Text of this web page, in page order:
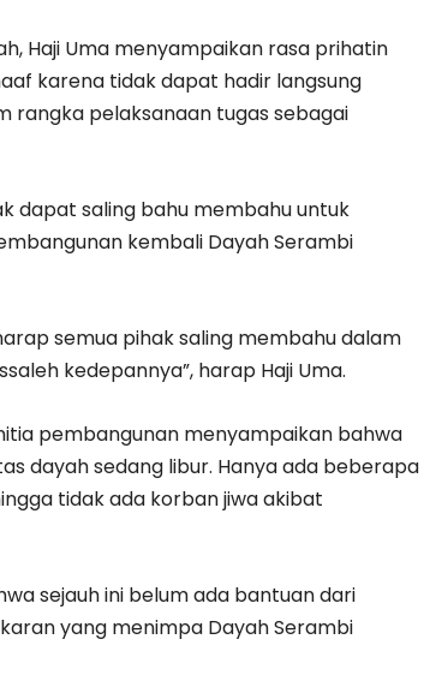
Haji Uma menyampaikan rasa prihatin
karena tidak dapat hadir langsung
rangka pelaksanaan tugas sebagai
dapat saling bahu membahu untuk
kembali Dayah Serambi
semua pihak saling membahu dalam
kedepannya”, harap Haji Uma.
pembangunan menyampaikan bahwa
dayah sedang libur. Hanya ada beberapa
tidak ada korban jiwa akibat
sejauh ini belum ada bantuan dari
yang menimpa Dayah Serambi